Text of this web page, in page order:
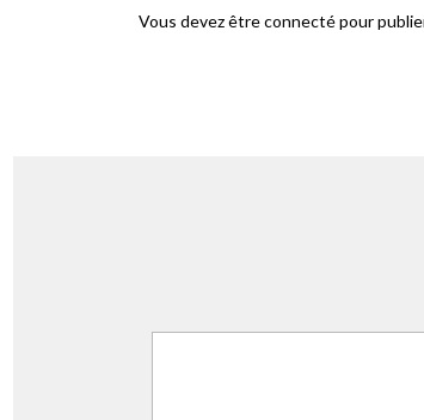
Vous devez êtreconnectépour